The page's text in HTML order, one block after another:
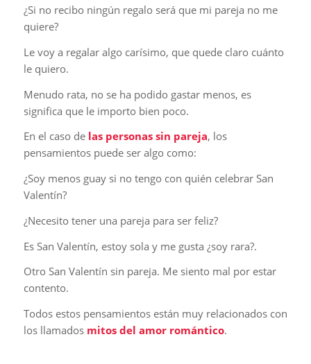
¿Si no recibo ningún regalo será que mi pareja no me
quiere?
Le voy a regalar algo carísimo, que quede claro cuánto
le quiero.
Menudo rata, no se ha podido gastar menos, es
significa que le importo bien poco.
En el caso de las personas sin pareja, los
pensamientos puede ser algo como:
¿Soy menos guay si no tengo con quién celebrar San
Valentín?
¿Necesito tener una pareja para ser feliz?
Es San Valentín, estoy sola y me gusta ¿soy rara?.
Otro San Valentín sin pareja. Me siento mal por estar
contento.
Todos estos pensamientos están muy relacionados con
los llamados mitos del amor romántico.